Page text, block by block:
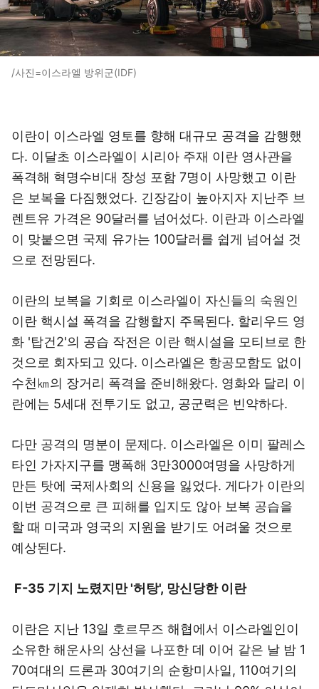
/사진=이스라엘 방위군(IDF)
이란이 이스라엘 영토를 향해 대규모 공격을 감행했
다. 이달초 이스라엘이 시리아 주재 이란 영사관을
폭격해 혁명수비대 장성 포함 7명이 사망했고 이란
은 보복을 다짐했었다. 긴장감이 높아지자 지난주 브
렌트유 가격은 90달러를 넘어섰다. 이란과 이스라엘
이 맞붙으면 국제 유가는 100달러를 쉽게 넘어설 것
으로 전망된다.
이란의 보복을 기회로 이스라엘이 자신들의 숙원인
이란 핵시설 폭격을 감행할지 주목된다. 할리우드 영
화 '탑건2'의 공습 작전은 이란 핵시설을 모티브로 한
것으로 회자되고 있다. 이스라엘은 항공모함도 없이
수천㎞의 장거리 폭격을 준비해왔다. 영화와 달리 이
란에는 5세대 전투기도 없고, 공군력은 빈약하다.
다만 공격의 명분이 문제다. 이스라엘은 이미 팔레스
타인 가자지구를 맹폭해 3만3000여명을 사망하게
만든 탓에 국제사회의 신용을 잃었다. 게다가 이란의
이번 공격으로 큰 피해를 입지도 않아 보복 공습을
할 때 미국과 영국의 지원을 받기도 어려울 것으로
예상된다.
F-35 기지 노렸지만 '허탕', 망신당한 이란
이란은 지난 13일 호르무즈 해협에서 이스라엘인이
소유한 해운사의 상선을 나포한 데 이어 같은 날 밤 1
70여대의 드론과 30여기의 순항미사일, 110여기의